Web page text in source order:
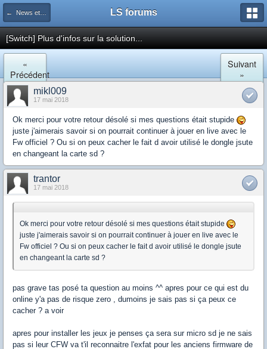
← News et actualités postées sur LS LS forums
[Switch] Plus d'infos sur la solution...
«
Précédent
Suivant
»
mikl009
17 mai 2018
Ok merci pour votre retour désolé si mes questions était stupide
juste j'aimerais savoir si on pourrait continuer à jouer en live avec le
Fw officiel ? Ou si on peux cacher le fait d avoir utilisé le dongle jsute
en changeant la carte sd ?
trantor
17 mai 2018
Ok merci pour votre retour désolé si mes questions était stupide
juste j'aimerais savoir si on pourrait continuer à jouer en live avec le
Fw officiel ? Ou si on peux cacher le fait d avoir utilisé le dongle jsute
en changeant la carte sd ?
pas grave tas posé ta question au moins ^^ apres pour ce qui est du
online y'a pas de risque zero , dumoins je sais pas si ça peux ce
cacher ? a voir
apres pour installer les jeux je penses ça sera sur micro sd je ne sais
pas si leur CFW va t'il reconnaitre l'exfat pour les anciens firmware de